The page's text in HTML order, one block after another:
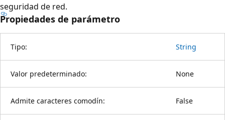
seguridad de red.
Propiedades de parámetro
Tipo: String
Valor predeterminado: None
Admite caracteres comodín: False